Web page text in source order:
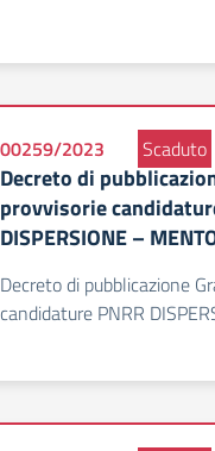
00259/2023 Scaduto
Decreto di
provvisorie
DISPERSIONE –
Decreto di pubblicazione
candidature PNRR